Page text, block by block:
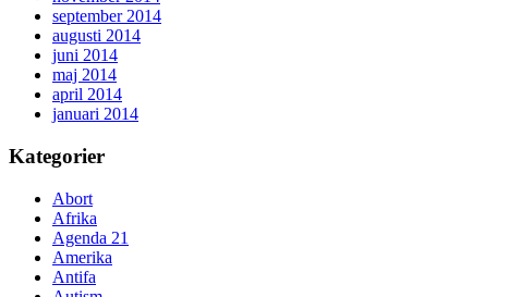
september 2014
augusti 2014
juni 2014
maj 2014
april 2014
januari 2014
Kategorier
Abort
Afrika
Agenda 21
Amerika
Antifa